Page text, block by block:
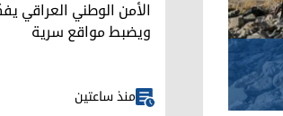
الأمن الوطني العراقي
ويضبط مواقع سرية
منذ ساعتين